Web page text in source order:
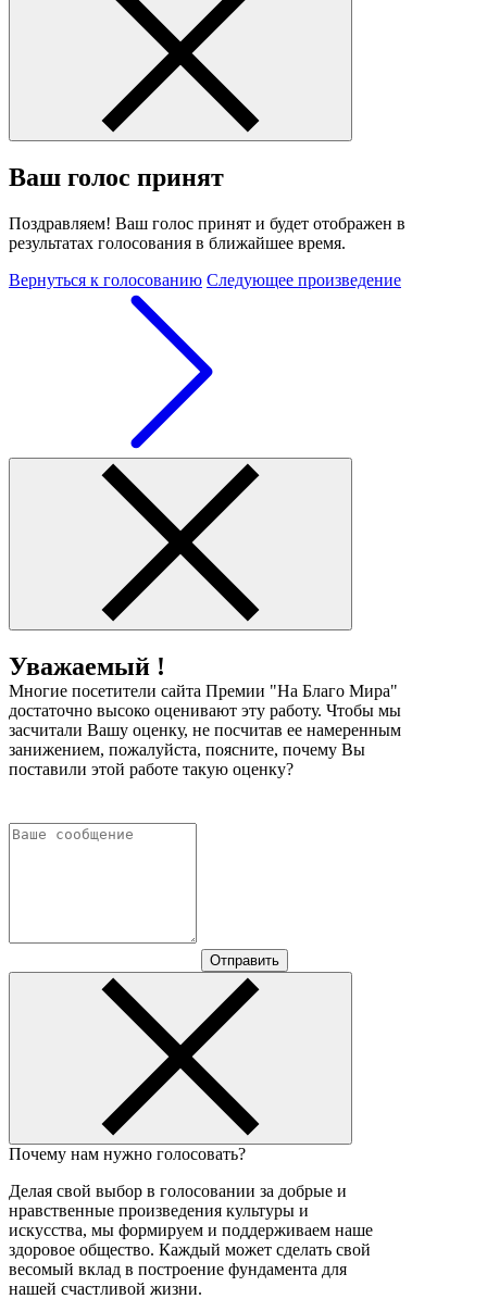
Ваш голос принят
Поздравляем! Ваш голос принят и будет отображен в
результатах голосования в ближайшее время.
Вернуться к голосованию Следующее произведение
Уважаемый !
Многие посетители сайта Премии "На Благо Мира"
достаточно высоко оценивают эту работу. Чтобы мы
засчитали Вашу оценку, не посчитав ее намеренным
занижением, пожалуйста, поясните, почему Вы
поставили этой работе такую оценку?
Отправить
Почему нам нужно голосовать?
Делая свой выбор в голосовании за добрые и
нравственные произведения культуры и
искусства, мы формируем и поддерживаем наше
здоровое общество. Каждый может сделать свой
весомый вклад в построение фундамента для
нашей счастливой жизни.